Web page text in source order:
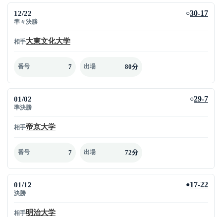
12/22
準々決勝
○30-17
相手大東文化大学
番号 7 出場 80分
01/02
準決勝
○29-7
相手帝京大学
番号 7 出場 72分
01/12
決勝
●17-22
相手明治大学